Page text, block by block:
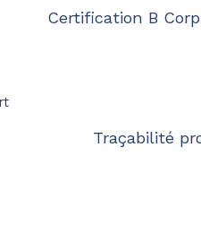
Certification B
Traçabilité